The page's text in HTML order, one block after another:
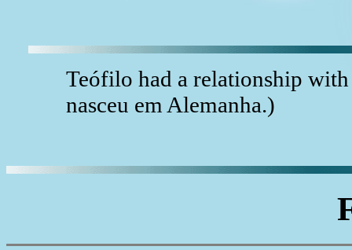
Teófilo had a relationship
nasceu em Alemanha.)